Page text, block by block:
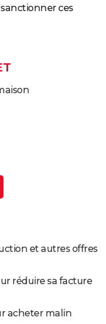
sanctionner ces
et autres offres
réduire sa facture
acheter malin